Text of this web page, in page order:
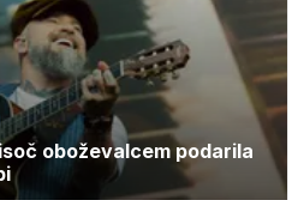
oboževalcem podarila